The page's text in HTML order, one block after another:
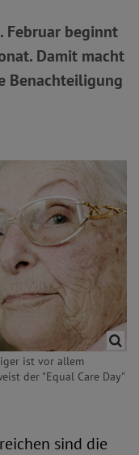
Februar beginnt
Damit macht
Benachteiligung
ist vor allem
der "Equal Care Day"
sind die